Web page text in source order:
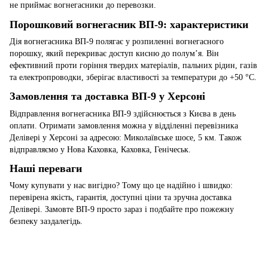
не приймає вогнегасники до перевозки.
Порошковий вогнегасник ВП-9: характеристики
Дія вогнегасника ВП-9 полягає у розпиленні вогнегасного
порошку, який перекриває доступ кисню до полум’я. Він
ефективний проти горіння твердих матеріалів, пальних рідин, газів
та електропроводки, зберігає властивості за температури до +50 °C.
Замовлення та доставка ВП-9 у Херсоні
Відправлення вогнегасника ВП-9 здійснюється з Києва в день
оплати. Отримати замовлення можна у відділенні перевізника
Делівері у Херсоні за адресою: Миколаївське шосе, 5 км. Також
відправляємо у Нова Каховка, Каховка, Генічеськ.
Наші переваги
Чому купувати у нас вигідно? Тому що це надійно і швидко:
перевірена якість, гарантія, доступні ціни та зручна доставка
Делівері. Замовте ВП-9 просто зараз і подбайте про пожежну
безпеку заздалегідь.